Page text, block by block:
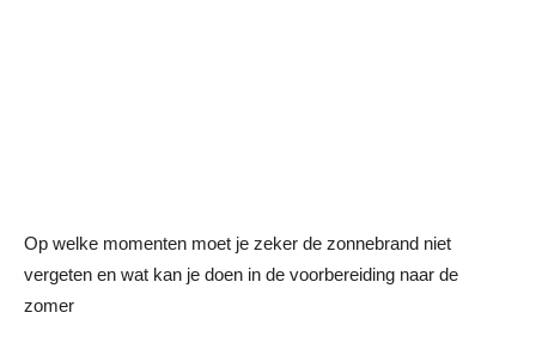
Op welke momenten moet je zeker de zonnebrand niet
vergeten en wat kan je doen in de voorbereiding naar de
zomer